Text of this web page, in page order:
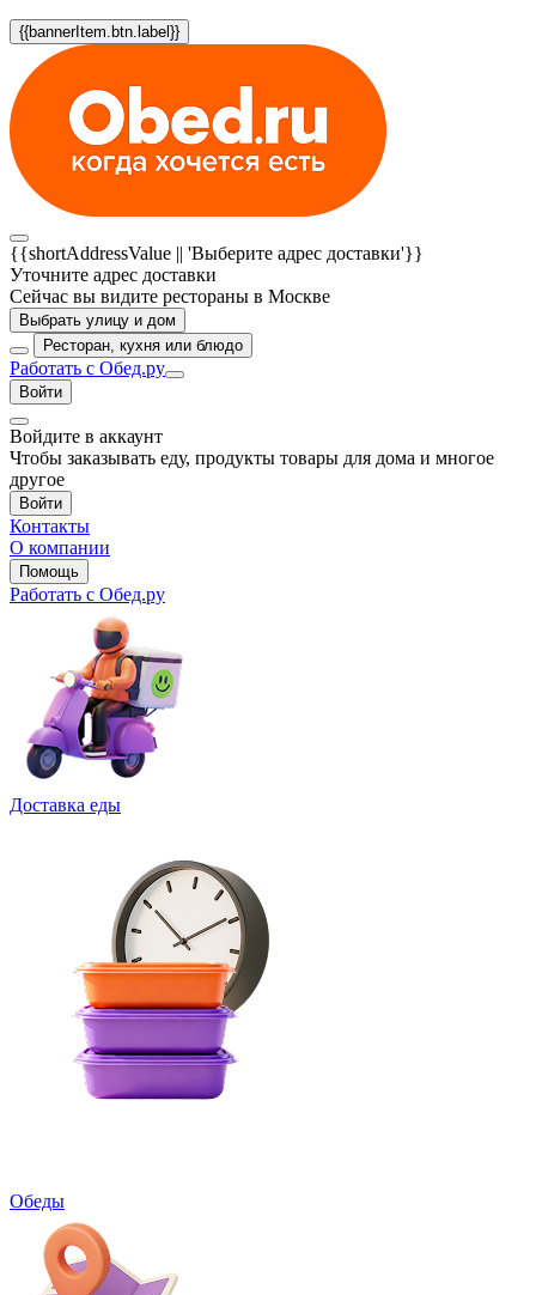
{{bannerItem.btn.label}}
{{shortAddressValue || 'Выберите адрес доставки'}}
Уточните адрес доставки
Сейчас вы видите рестораны в Москве
Выбрать улицу и дом
Ресторан, кухня или блюдо
Работать с Обед.ру
Войти
Войдите в аккаунт
Чтобы заказывать еду, продукты товары для дома и многое
другое
Войти
Контакты
О компании
Помощь
Работать с Обед.ру
Доставка еды
Обеды